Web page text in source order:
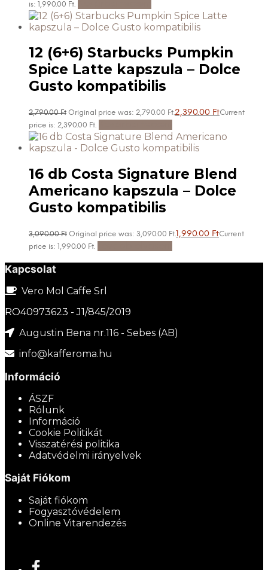
is: 1,990.00 Ft.
12 (6+6) Starbucks Pumpkin
Spice Latte kapszula – Dolce
Gusto kompatibilis
2,790.00Ft Original price was: 2,790.00 Ft.2,390.00 FtCurrent
price is: 2,390.00 Ft.
16 db Costa Signature Blend
Americano kapszula – Dolce
Gusto kompatibilis
3,090.00Ft Original price was: 3,090.00 Ft.1,990.00 FtCurrent
price is: 1,990.00 Ft.
Kapcsolat
Vero Mol Caffe Srl
RO40973623 - J1/845/2019
Augustin Bena nr.116 - Sebes (AB)
info@kafferoma.hu
Információ
ÁSZF
Rólunk
Információ
Cookie Politikát
Visszatérési politika
Adatvédelmi irányelvek
Saját Fiókom
Saját fiókom
Fogyasztóvédelem
Online Vitarendezés